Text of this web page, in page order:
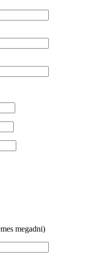
megadni)